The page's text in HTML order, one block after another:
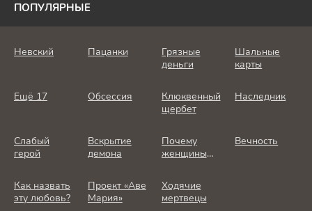
ПОПУЛЯРНЫЕ
Невский Пацанки
Грязные
деньги
Шальные
карты
Ещё 17 Обсессия
Клюквенный
щербет
Наследник
Слабый
герой
Вскрытие
демона
Почему
женщины
Вечность
Как назвать
эту любовь?
Проект «Аве
Мария»
Ходячие
мертвецы